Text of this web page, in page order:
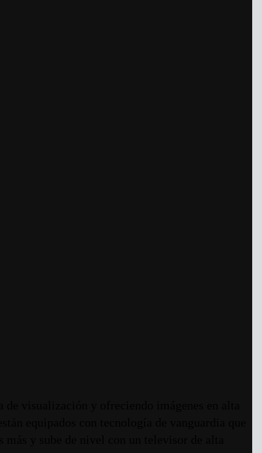
visualización y ofreciendo imágenes en alta
equipados con tecnología de vanguardia que